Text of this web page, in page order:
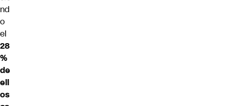
nd
o
el
28
%
de
ell
os